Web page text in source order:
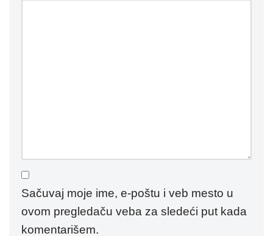
Sačuvaj moje ime, e-poštu i veb mesto u
ovom pregledaču veba za sledeći put kada
komentarišem.